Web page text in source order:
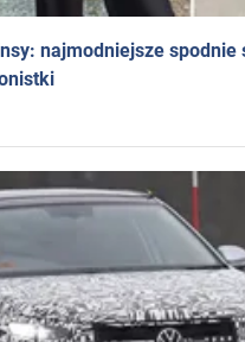
najmodniejsze spodnie